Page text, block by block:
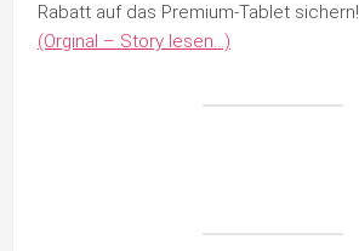
Rabatt auf das Premium-Tablet sichern!
(Orginal – Story lesen…)